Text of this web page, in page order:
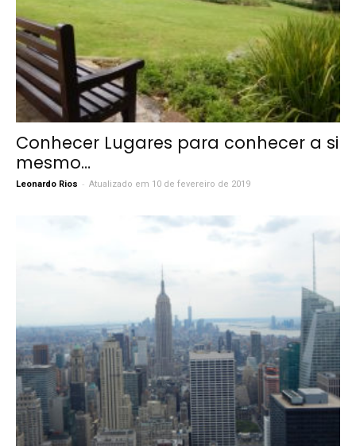
Conhecer Lugares para conhecer a si
mesmo…
Leonardo Rios - Atualizado em 10 de fevereiro de 2019